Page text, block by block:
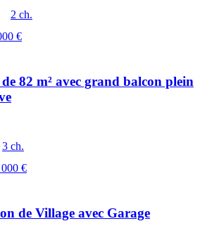
2 ch.
€
82 m² avec grand balcon plein
3 ch.
000 €
de Village avec Garage